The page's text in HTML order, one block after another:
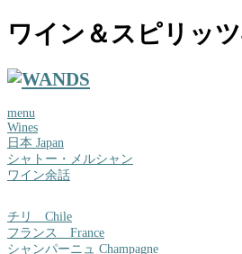
ワイン＆スピリッ
menu
Wines
日本 Japan
シャトー・メルシャン
ワイン余話
チリ Chile
フランス France
シャンパーニュ Champagne